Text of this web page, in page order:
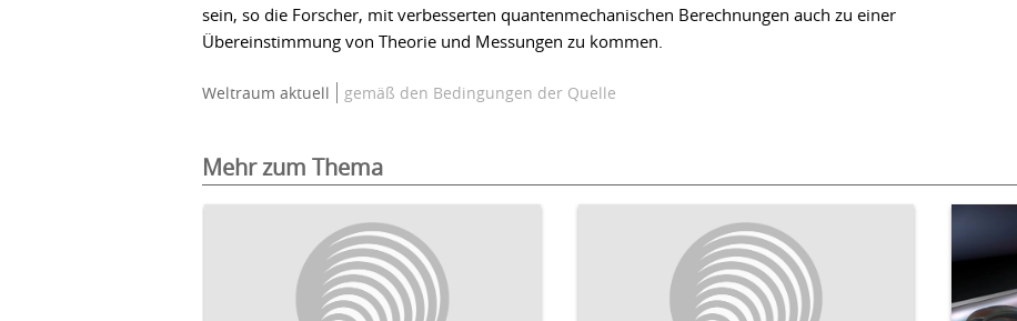
sein, so die Forscher, mit verbesserten quantenmechanischen Berechnungen auch zu einer
Übereinstimmung von Theorie und Messungen zu kommen.
Weltraum aktuell gemäß den Bedingungen der Quelle
Mehr zum Thema